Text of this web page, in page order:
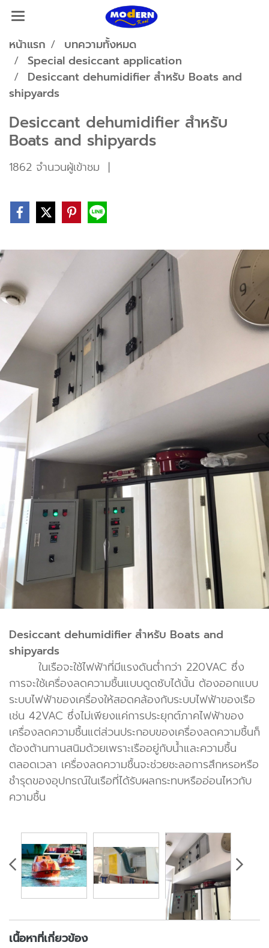
หน้าแรก
บทความทั้งหมด
Special desiccant application
Desiccant dehumidifier สำหรับ Boats and
shipyards
Desiccant dehumidifier สำหรับ
Boats and shipyards
1862 จำนวนผู้เข้าชม |
Desiccant dehumidifier สำหรับ Boats and
shipyards
ในเรือจะใช้ไฟฟ้าที่มีแรงดันต่ำกว่า 220VAC ซึ่ง
การจะใช้เครื่องลดความชื้นแบบดูดซับได้นั้น ต้องออกแบบ
ระบบไฟฟ้าของเครื่องให้สอดคล้องกับระบบไฟฟ้าของเรือ
เช่น 42VAC ซึ่งไม่เพียงแค่การประยุกต์ภาคไฟฟ้าของ
เครื่องลดความชื้นแต่ส่วนประกอบของเครื่องลดความชื้นก็
ต้องต้านทานสนิมด้วยเพราะเรืออยู่กับน้ำและความชื้น
ตลอดเวลา เครื่องลดความชื้นจะช่วยชะลอการสึกหรอหรือ
ชำรุดของอุปกรณ์ในเรือที่ได้รับผลกระทบหรืออ่อนไหวกับ
ความชื้น
เนื้อหาที่เกี่ยวข้อง